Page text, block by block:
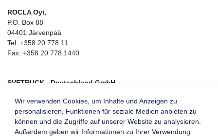
ROCLA Oyi,
P.O. Box 88
04401 Järvenpää
Tel.:+358 20 778 11
Fax.:+358 20 778 1440
SVETRUCK - Deutschland GmbH
22113 Hamburg
Tel.:+49 40 713757-0
Fax.:+49 40 71221-20
Wir verwenden Cookies, um Inhalte und Anzeigen zu
personalisieren, Funktionen für soziale Medien anbieten zu
können und die Zugriffe auf unserer Website zu analysieren.
Außerdem geben wir Informationen zu Ihrer Verwendung